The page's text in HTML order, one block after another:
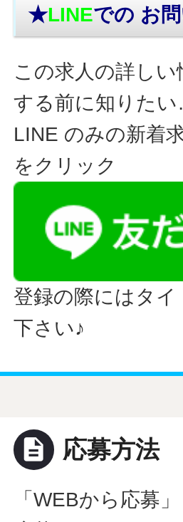
★LINEでの お
この求人の詳し
する前に知りた
LINE のみの新着
をクリック
登録の際にはタ
下さい♪
description 応募方法
「WEBから応募